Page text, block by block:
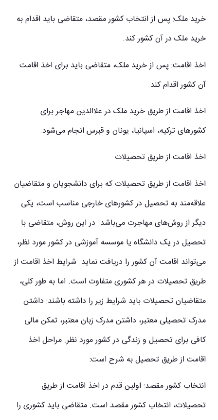
خرید ملک: پس از انتخاب کشور مقصد، متقاضی باید اقدام به
خرید ملک در آن کشور کند.
اخذ اقامت: پس از خرید ملک، متقاضی باید برای اخذ اقامت
آن کشور اقدام کند.
اخذ اقامت از طریق خرید ملک در علاالدین مهاجر برای
کشورهای ترکیه، اسپانیا، یونان و قبرس انجام می‌شود.
اخذ اقامت از طریق تحصیلات
اخذ اقامت از طریق تحصیلات که برای دانشجویان و متقاضیان
علاقه‌مند به تحصیل در کشورهای خارجی مناسب است، یکی
دیگر از روش‌های مهاجرت می‌باشد. در این روش، متقاضی با
تحصیل در یک دانشگاه یا موسسه آموزشی در کشور مورد نظر،
می‌تواند اقامت آن کشور را دریافت نماید. شرایط اخذ اقامت از
طریق تحصیلات در هر کشوری متفاوت است. اما به طور کلی،
متقاضیان تحصیلات باید شرایط زیر را داشته باشند: داشتن
مدرک تحصیلی معتبر، داشتن مدرک زبان معتبر، تمکن مالی
کافی برای تحصیل و زندگی در کشور مورد نظر. مراحل اخذ
اقامت از طریق تحصیل به شرح است:
انتخاب کشور مقصد: اولین قدم در اخذ اقامت از طریق
تحصیلات، انتخاب کشور مقصد است. متقاضی باید کشوری را